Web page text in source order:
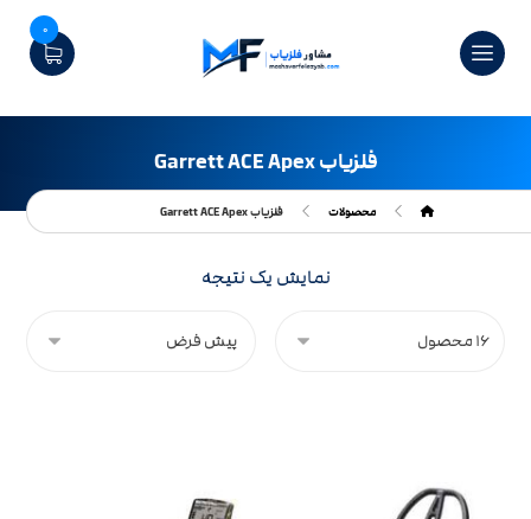
0
فلزیاب Garrett ACE Apex
محصولات فلزیاب Garrett ACE Apex
نمایش یک نتیجه